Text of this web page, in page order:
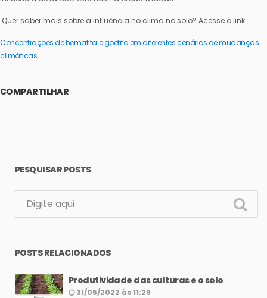
Quer saber mais sobre a influência no clima no solo? Acesse o link:
Concentrações de hematita e goetita em diferentes cenários de mudanças
climáticas
COMPARTILHAR
PESQUISAR POSTS
POSTS RELACIONADOS
Produtividade das culturas e o solo
31/05/2022 às 11:29